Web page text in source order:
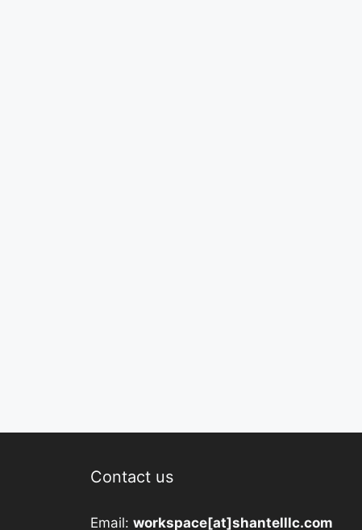
Contact us
Email: workspace[at]shantelllc.com